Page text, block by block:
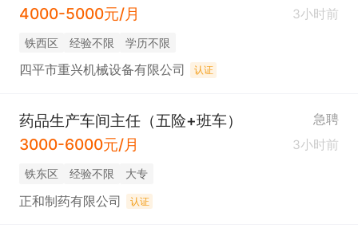
4000-5000元/月 3小时前
铁西区 经验不限 学历不限
四平市重兴机械设备有限公司 认证
药品生产车间主任（五险+班车） 急聘
3000-6000元/月 3小时前
铁东区 经验不限 大专
正和制药有限公司 认证